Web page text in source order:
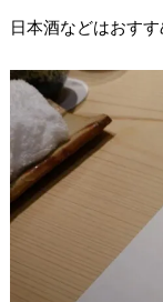
日本酒などはおすす